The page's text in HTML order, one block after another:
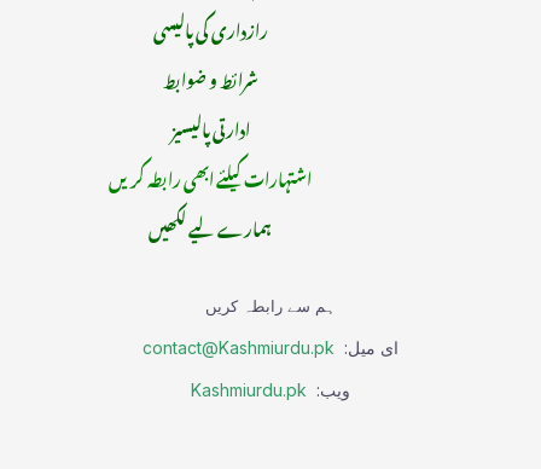
رازداری کی پالیسی
شرائط و ضوابط
ادارتی پالیسیز
اشتہارات کیلئے ابھی رابطہ کریں
ہمارے لیے لکھیں
ہم سے رابطہ کریں
ای میل: contact@Kashmiurdu.pk
ویب: Kashmiurdu.pk